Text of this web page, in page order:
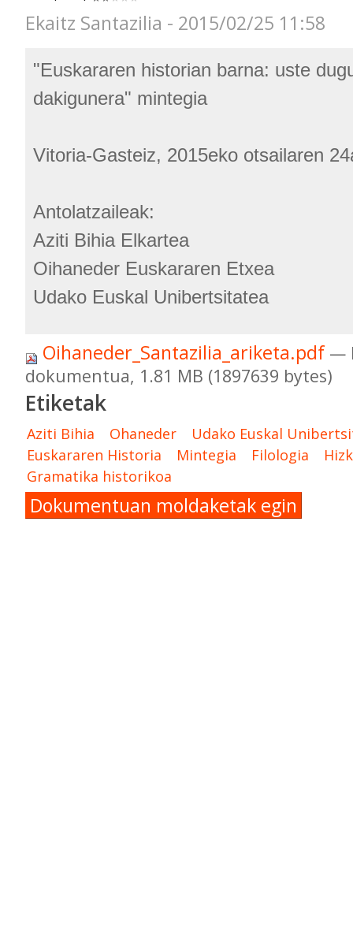
Ekaitz Santazilia - 2015/02/25 11:58
"Euskararen historian barna: uste
dakigunera" mintegia
Vitoria-Gasteiz, 2015eko otsailaren
Antolatzaileak:
Aziti Bihia Elkartea
Oihaneder Euskararen Etxea
Udako Euskal Unibertsitatea
Oihaneder_Santazilia_ariketa.pdf —
dokumentua, 1.81 MB (1897639 bytes)
Etiketak
Aziti Bihia Ohaneder
Udako Euskal
Euskararen Historia
Mintegia Filologia
Gramatika historikoa
Dokumentuan moldaketak egin